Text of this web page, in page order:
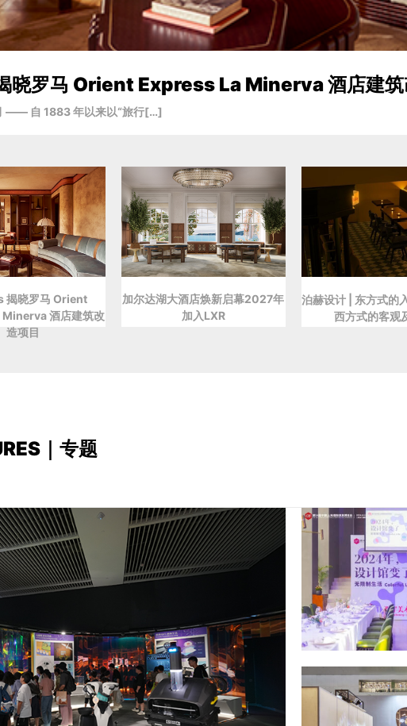
店焕新启幕2027年加入LXR
的百年地标——加尔达湖大酒店（Gran[…]
揭晓罗马 Orient
酒店建筑改
造项目
加尔达湖大酒店焕新启幕2027年
加入LXR
泊赫设计 | 东方式的
西方式的客观
｜专题